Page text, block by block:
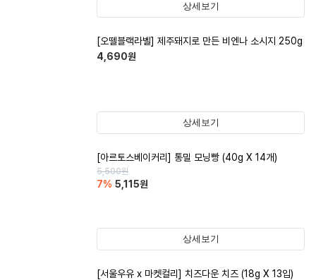
상세보기
[오뗄블랙라벨] 제주돼지로 만든 비엔나 소시지 250g
4,690원
상세보기
[아르토스베이커리] 통밀 모닝빵 (40g X 14개)
5,500원
7% 5,115원
상세보기
[서울우유 x 마켓컬리] 치즈다운 치즈 (18g X 13입)